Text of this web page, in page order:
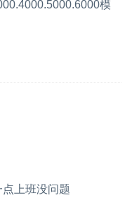
模
上班没问题